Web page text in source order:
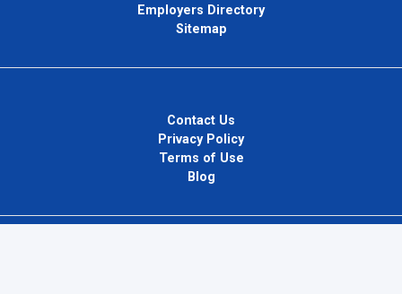
Employers Directory
Sitemap
Contact Us
Privacy Policy
Terms of Use
Blog